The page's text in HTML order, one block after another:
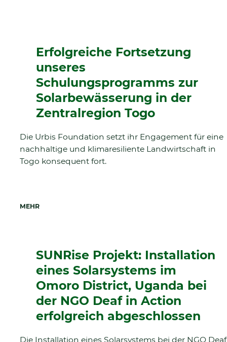
Erfolgreiche Fortsetzung
unseres
Schulungsprogramms zur
Solarbewässerung in der
Zentralregion Togo
Die Urbis Foundation setzt ihr Engagement für eine
nachhaltige und klimaresiliente Landwirtschaft in
Togo konsequent fort.
MEHR
SUNRise Projekt: Installation
eines Solarsystems im
Omoro District, Uganda bei
der NGO Deaf in Action
erfolgreich abgeschlossen
Die Installation eines Solarsystems bei der NGO Deaf